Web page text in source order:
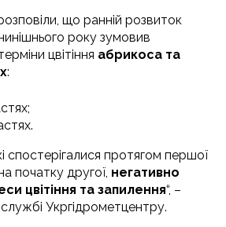
що ранній розвиток
року зумовив
цвітіння абрикоса та
:
спостерігалися протягом першої
початку другої, негативно
цвітіння та запилення“, –
Укргідрометцентру.